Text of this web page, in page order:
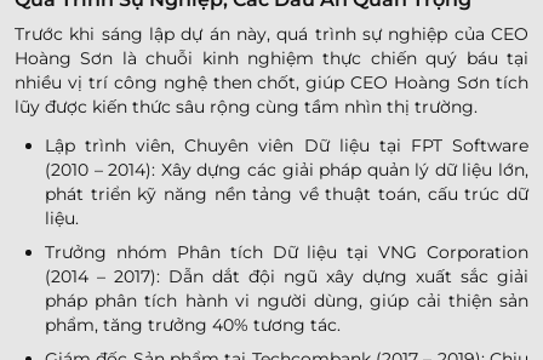
Trước khi sáng lập dự án này, quá trình sự nghiệp của CEO
Hoàng Sơn là chuỗi kinh nghiệm thực chiến quý báu tại
nhiều vị trí công nghệ then chốt, giúp CEO Hoàng Sơn tích
lũy được kiến thức sâu rộng cùng tầm nhìn thị trường.
Lập trình viên, Chuyên viên Dữ liệu tại FPT Software
(2010 – 2014): Xây dựng các giải pháp quản lý dữ liệu lớn,
phát triển kỹ năng nền tảng về thuật toán, cấu trúc dữ
liệu.
Trưởng nhóm Phân tích Dữ liệu tại VNG Corporation
(2014 – 2017): Dẫn dắt đội ngũ xây dựng xuất sắc giải
pháp phân tích hành vi người dùng, giúp cải thiện sản
phẩm, tăng trưởng 40% tương tác.